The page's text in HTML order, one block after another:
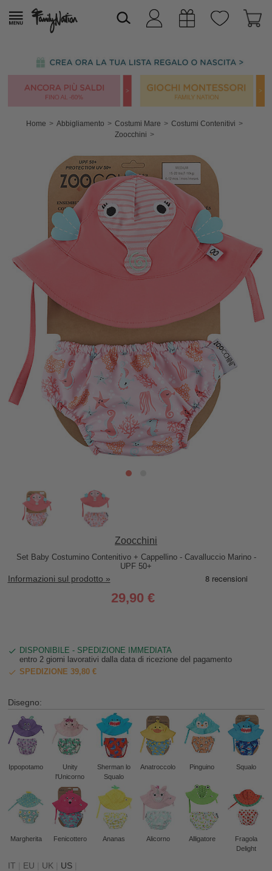
Home Abbigliamento Costumi Mare
Costumi Contenitivi
Zoocchini
Zoocchini
Set Baby Costumino Contenitivo + Cappellino - Cavalluccio Marino -
UPF 50+
Informazioni sul prodotto »
29,90 €
DISPONIBILE - SPEDIZIONE IMMEDIATA
entro 2 giorni lavorativi dalla data di ricezione del pagamento
SPEDIZIONE 39,80 €
Disegno:
Ippopotamo
Unity
l'Unicorno
Sherman lo
Squalo
Anatroccolo Pinguino Squalo
Margherita Fenicottero Ananas Alicorno Alligatore
Fragola
Delight
IT EU UK US|